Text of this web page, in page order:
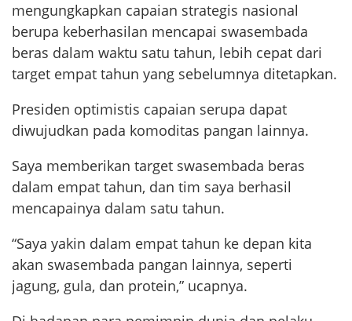
mengungkapkan capaian strategis nasional
berupa keberhasilan mencapai swasembada
beras dalam waktu satu tahun, lebih cepat dari
target empat tahun yang sebelumnya ditetapkan.
Presiden optimistis capaian serupa dapat
diwujudkan pada komoditas pangan lainnya.
Saya memberikan target swasembada beras
dalam empat tahun, dan tim saya berhasil
mencapainya dalam satu tahun.
“Saya yakin dalam empat tahun ke depan kita
akan swasembada pangan lainnya, seperti
jagung, gula, dan protein,” ucapnya.